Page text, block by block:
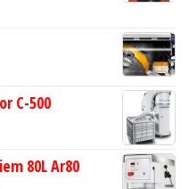
C-500
80L Ar80